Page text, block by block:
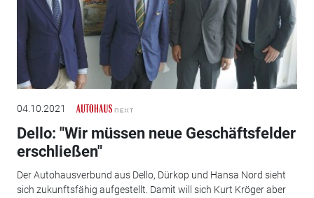
04.10.2021
Dello: "Wir müssen neue Geschäftsfelder
erschließen"
Der Autohausverbund aus Dello, Dürkop und Hansa Nord sieht
sich zukunftsfähig aufgestellt. Damit will sich Kurt Kröger aber